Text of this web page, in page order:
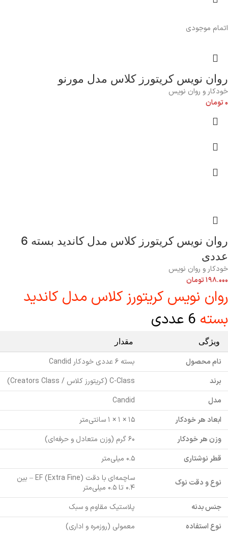
اتمام موجودی
روان نویس کریتورز کلاس مدل مورنو
خودکار و روان نویس
۰تومان
روان نویس کریتورز کلاس مدل کاندید بسته 6
عددی
خودکار و روان نویس
۱۹۸.۰۰۰تومان
روان نویس کریتورز کلاس مدل کاندید
بسته 6 عددی
ویژگی مقدار
نام محصول
بسته ۶ عددی خودکار Candid
برند
C-Class (کریتورز کلاس / Creators Class)
مدل
Candid
ابعاد هر خودکار
۱۵ × ۱ × ۱ سانتی‌متر
وزن هر خودکار
۶۰ گرم (وزن متعادل و حرفه‌ای)
قطر نوشتاری
۰.۵ میلی‌متر
نوع و دقت نوک
ساچمه‌ای با دقت EF (Extra Fine) – بین
۰.۴ تا ۰.۵ میلی‌متر
جنس بدنه
پلاستیک مقاوم و سبک
نوع استفاده
معمولی (روزمره و اداری)